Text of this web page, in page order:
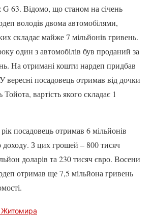
G 63. Відомо, що станом на січень
володів двома автомобілями,
складає майже 7 мільйонів гривень.
один з автомобілів був проданий за
На отримані кошти нардеп придбав
вересні посадовець отримав від дочки
вартість якого складає 1
посадовець отримав 6 мільйонів
доходу. З цих грошей – 800 тисяч
доларів та 230 тисяч євро. Восени
отримав ще 7,5 мільйона гривень
Житомира